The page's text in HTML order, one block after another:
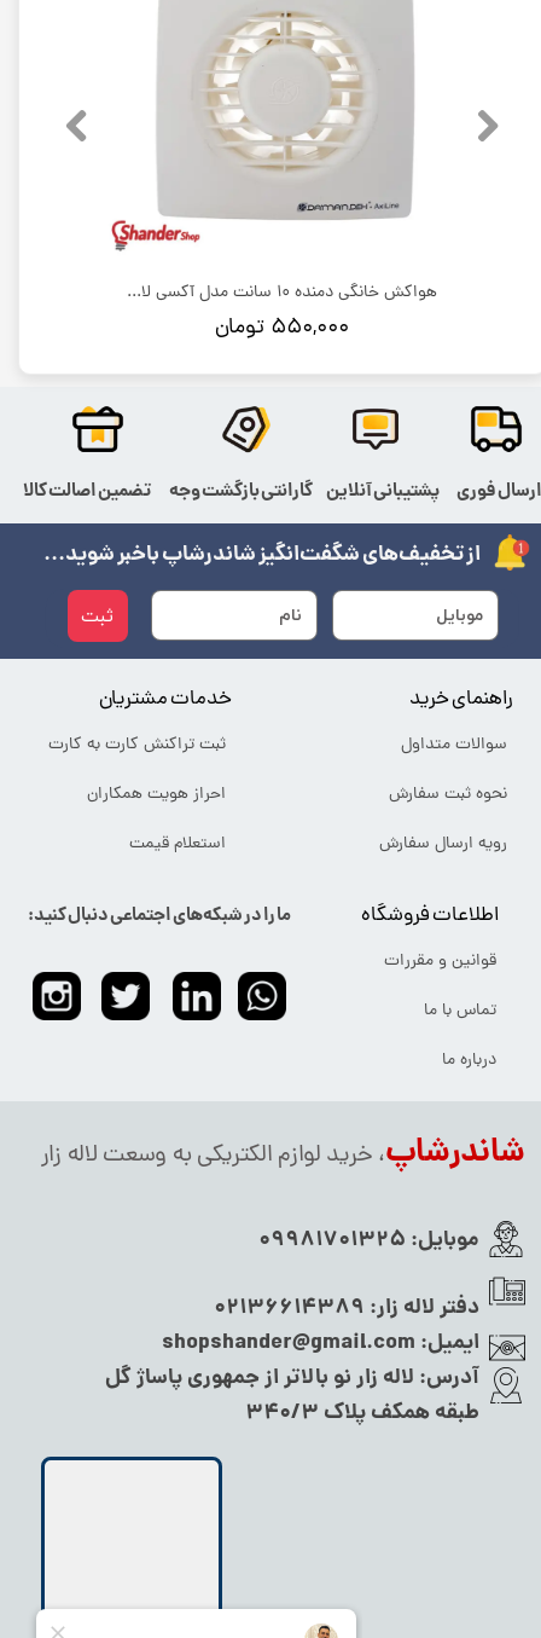
هواکش خانگی دمنده 10 سانت مدل آکسی لاین VBX-10S2S
۵۵۰,۰۰۰ تومان
شاندرشاپ، خرید لوازم الکتریکی به وسعت لاله زار
موبایل: 09981701325
دفتر لاله زار: 02136614389
ایمیل: shopshander@gmail.com
آدرس: لاله زار نو بالاتر از جمهوری پاساژ گل
طبقه همکف پلاک ۳۴۰/۳
ما را در شبکه‌های اجتماعی دنبال کنید:
ثبت
از تخفیف‌های شگفت‌انگیز شاندرشاپ باخبر شوید...
اطلاعات فروشگاه
قوانین و مقررات
تماس با ما
درباره ما
خدمات مشتریان
ثبت تراکنش کارت به کارت
احراز هویت همکاران
استعلام قیمت
راهنمای خرید
سوالات متداول
نحوه ثبت سفارش
رویه ارسال سفارش
ارسال فوری پشتیبانی آنلاین گارانتی بازگشت وجه تضمین اصالت کالا